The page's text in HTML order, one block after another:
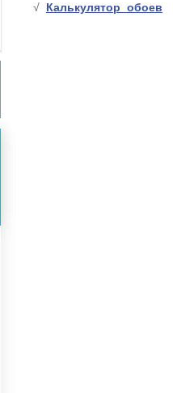
Калькулятор обоев